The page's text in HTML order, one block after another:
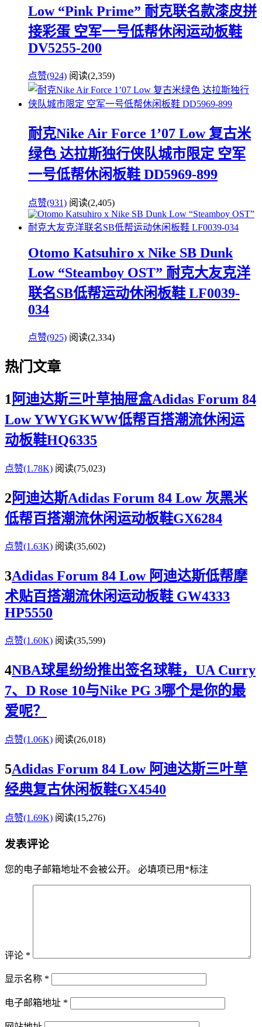
Low “Pink Prime” 耐克联名款漆皮拼
接彩蛋 空军一号低帮休闲运动板鞋
DV5255-200
点赞(924) 阅读(2,359)
耐克Nike Air Force 1’07 Low 复古米
绿色 达拉斯独行侠队城市限定 空军
一号低帮休闲板鞋 DD5969-899
点赞(931) 阅读(2,405)
Otomo Katsuhiro x Nike SB Dunk
Low “Steamboy OST” 耐克大友克洋
联名SB低帮运动休闲板鞋 LF0039-
034
点赞(925) 阅读(2,334)
热门文章
1 阿迪达斯三叶草抽屉盒Adidas Forum 84
Low YWYGKWW低帮百搭潮流休闲运
动板鞋HQ6335
点赞(1.78K) 阅读(75,023)
2阿迪达斯Adidas Forum 84 Low 灰黑米
低帮百搭潮流休闲运动板鞋GX6284
点赞(1.63K) 阅读(35,602)
3Adidas Forum 84 Low 阿迪达斯低帮摩
术贴百搭潮流休闲运动板鞋 GW4333
HP5550
点赞(1.60K) 阅读(35,599)
4NBA球星纷纷推出签名球鞋，UA Curry
7、D Rose 10与Nike PG 3哪个是你的最
爱呢？
点赞(1.06K) 阅读(26,018)
5Adidas Forum 84 Low 阿迪达斯三叶草
经典复古休闲板鞋GX4540
点赞(1.69K) 阅读(15,276)
发表评论
您的电子邮箱地址不会被公开。 必填项已用 *标注
评论 *
显示名称 *
电子邮箱地址 *